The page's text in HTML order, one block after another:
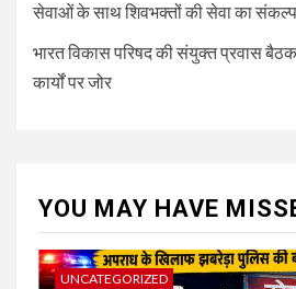
सेवाओं के साथ शिवभक्तों की सेवा का
भारत विकास परिषद की संयुक्त प्रवास
कार्यों पर जोर
YOU MAY HAVE
UNCATEGORIZED